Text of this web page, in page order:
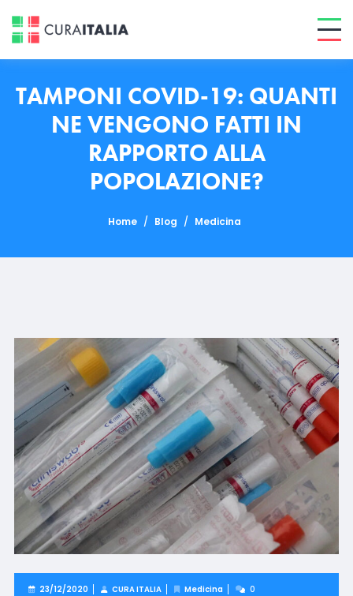
TAMPONI COVID-19: QUANTI
NE VENGONO FATTI IN
RAPPORTO ALLA
POPOLAZIONE?
Home / Blog / Medicina
23/12/2020 CURA ITALIA Medicina 0